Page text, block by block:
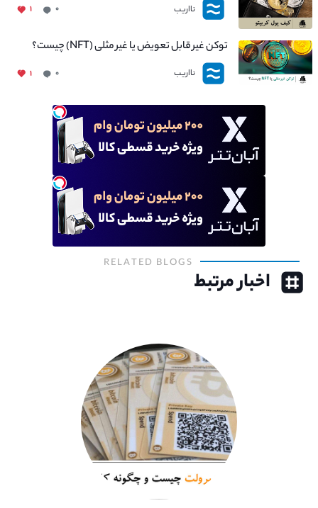
نااریب ۰ ۱
توکن غیر قابل تعویض یا غیر مثلی (NFT) چیست؟
نااریب ۰ ۱
RELATED BLOGS
اخبار مرتبط